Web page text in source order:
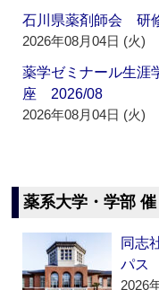
石川県薬剤師会 研
2026年08月04日 (火)
薬学ゼミナール生
座 2026/08
2026年08月04日 (火)
薬系大学・学部
同志
パス
2026